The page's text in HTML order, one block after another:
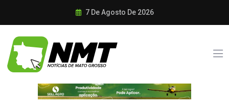
7 De Agosto De 2026